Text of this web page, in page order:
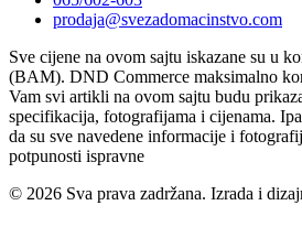
prodaja@svezadomacinstvo.com
Sve cijene na ovom sajtu iskazane su u
(BAM). DND Commerce maksimalno
Vam svi artikli na ovom sajtu budu
specifikacija, fotografijama i cijenama.
da su sve navedene informacije i
potpunosti ispravne
© 2026 Sva prava zadržana. Izrada i